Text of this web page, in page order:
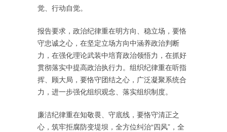
觉、行动自觉。
报告要求，政治纪律重在明方向、稳立场，要恪
守忠诚之心，在坚定立场方向中涵养政治判断
力，在强化理论武装中培育政治领悟力，在抓好
贯彻落实中提高政治执行力。组织纪律重在听指
挥、顾大局，要恪守团结之心，广泛凝聚系统合
力，进一步强化组织观念、落实组织制度。
廉洁纪律重在知敬畏、守底线，要恪守清正之
心，筑牢拒腐防变堤坝，全方位纠治“四风”，全